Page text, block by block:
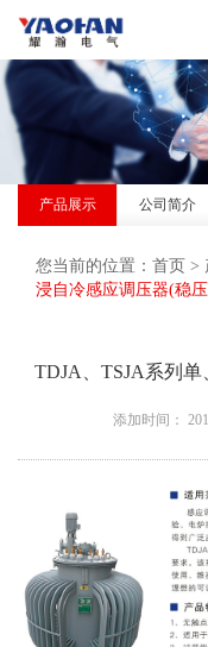
产品展示 公司简介
您当前的位置： 首页 >
浸自冷感应调压器(稳
TDJA、TSJA系列
添加时间：